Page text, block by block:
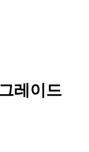
레이드